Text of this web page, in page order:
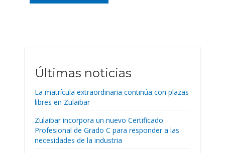
Últimas noticias
La matrícula extraordinaria continúa con plazas
libres en Zulaibar
Zulaibar incorpora un nuevo Certificado
Profesional de Grado C para responder a las
necesidades de la industria